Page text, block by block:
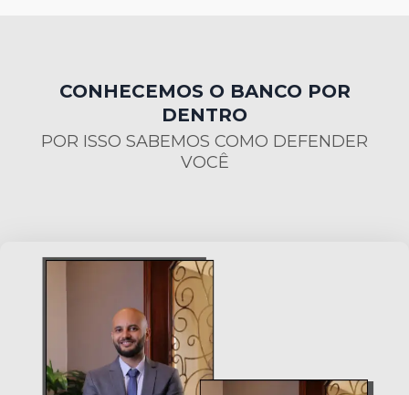
CONHECEMOS O BANCO POR
DENTRO
POR ISSO SABEMOS COMO DEFENDER
VOCÊ